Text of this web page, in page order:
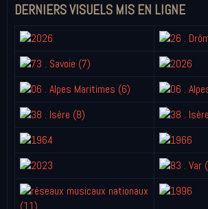
DERNIERS VISUELS MIS EN LIGNE